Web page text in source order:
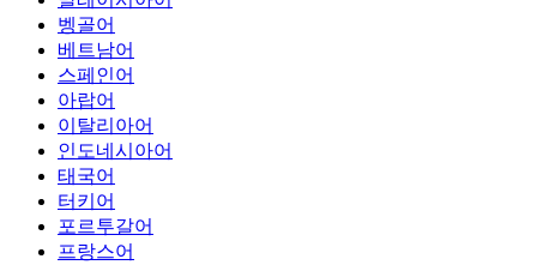
벵골어
베트남어
스페인어
아랍어
이탈리아어
인도네시아어
태국어
터키어
포르투갈어
프랑스어